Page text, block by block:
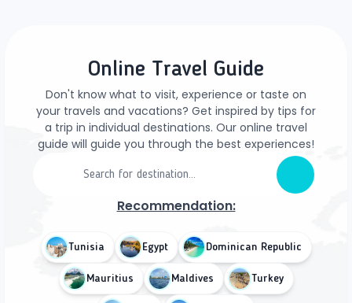
Online Travel Guide
Don't know what to visit, experience or taste on
your travels and vacations? Get inspired by tips for
a trip in individual destinations. Our online travel
guide will guide you through the best experiences!
Recommendation:
Tunisia Egypt Dominican Republic
Mauritius Maldives Turkey